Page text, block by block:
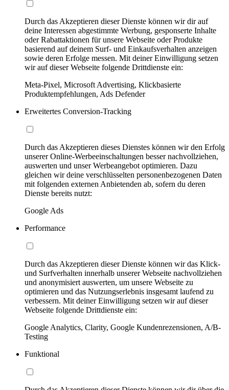
Durch das Akzeptieren dieser Dienste können wir dir auf
deine Interessen abgestimmte Werbung, gesponserte Inhalte
oder Rabattaktionen für unsere Webseite oder Produkte
basierend auf deinem Surf- und Einkaufsverhalten anzeigen
sowie deren Erfolge messen. Mit deiner Einwilligung setzen
wir auf dieser Webseite folgende Drittdienste ein:
Meta-Pixel, Microsoft Advertising, Klickbasierte
Produktempfehlungen, Ads Defender
Erweitertes Conversion-Tracking
Durch das Akzeptieren dieses Dienstes können wir den Erfolg
unserer Online-Werbeeinschaltungen besser nachvollziehen,
auswerten und unser Werbeangebot optimieren. Dazu
gleichen wir deine verschlüsselten personenbezogenen Daten
mit folgenden externen Anbietenden ab, sofern du deren
Dienste bereits nutzt:
Google Ads
Performance
Durch das Akzeptieren dieser Dienste können wir das Klick-
und Surfverhalten innerhalb unserer Webseite nachvollziehen
und anonymisiert auswerten, um unsere Webseite zu
optimieren und das Nutzungserlebnis insgesamt laufend zu
verbessern. Mit deiner Einwilligung setzen wir auf dieser
Webseite folgende Drittdienste ein:
Google Analytics, Clarity, Google Kundenrezensionen, A/B-
Testing
Funktional